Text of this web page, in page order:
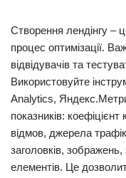
Створення лендінгу –
процес оптимізації.
відвідувачів та
Використовуйте
Analytics,
показників: коефіцієнт
відмов, джерела
заголовків, зображень,
елементів. Це